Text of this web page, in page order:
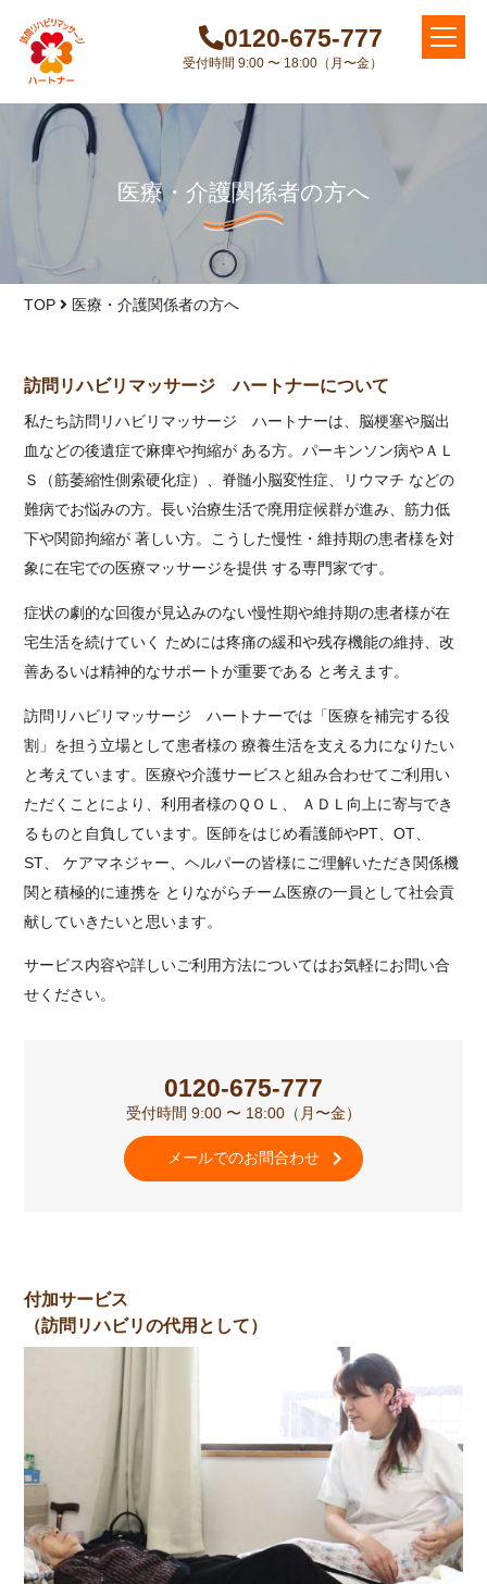
0120-675-777
受付時間 9:00 〜 18:00（月〜金）
医療・介護関係者の方へ
TOP 医療・介護関係者の方へ
訪問リハビリマッサージ ハートナーについて
私たち訪問リハビリマッサージ ハートナーは、脳梗塞や脳出
血などの後遺症で麻痺や拘縮が ある方。パーキンソン病やＡＬ
Ｓ（筋萎縮性側索硬化症）、脊髄小脳変性症、リウマチ などの
難病でお悩みの方。長い治療生活で廃用症候群が進み、筋力低
下や関節拘縮が 著しい方。こうした慢性・維持期の患者様を対
象に在宅での医療マッサージを提供 する専門家です。
症状の劇的な回復が見込みのない慢性期や維持期の患者様が在
宅生活を続けていく ためには疼痛の緩和や残存機能の維持、改
善あるいは精神的なサポートが重要である と考えます。
訪問リハビリマッサージ ハートナーでは「医療を補完する役
割」を担う立場として患者様の 療養生活を支える力になりたい
と考えています。医療や介護サービスと組み合わせてご利用い
ただくことにより、利用者様のＱＯＬ、 ＡＤＬ向上に寄与でき
るものと自負しています。医師をはじめ看護師やPT、OT、
ST、 ケアマネジャー、ヘルパーの皆様にご理解いただき関係機
関と積極的に連携を とりながらチーム医療の一員として社会貢
献していきたいと思います。
サービス内容や詳しいご利用方法についてはお気軽にお問い合
せください。
0120-675-777
受付時間 9:00 〜 18:00（月〜金）
メールでのお問合わせ
付加サービス
（訪問リハビリの代用として）